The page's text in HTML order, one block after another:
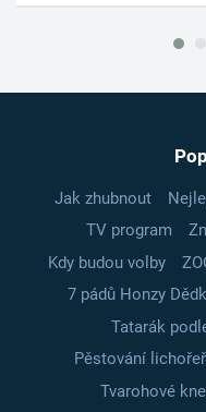
Jak zhubnout
TV program
Kdy budou volby
7 pádů Honzy
Tatarák
Pěstování
Tvarohové